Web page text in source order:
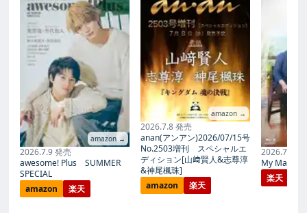
amazon →
2026.7.9 発売
awesome! Plus SUMMER
SPECIAL
amazon
楽天
amazon →
2026.7.8 発売
anan(アンアン)2026/07/15号
No.2503増刊 スペシャルエ
ディション[山﨑賢人&志尊淳
&神尾楓珠]
amazon
楽天
2026.7.27
My Magic
楽天